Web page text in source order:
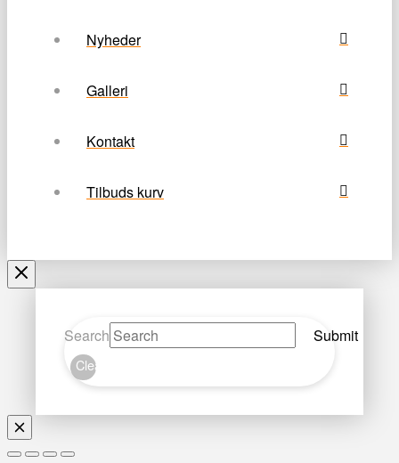
Nyheder
Galleri
Kontakt
Tilbuds kurv
Search Submit
Clear